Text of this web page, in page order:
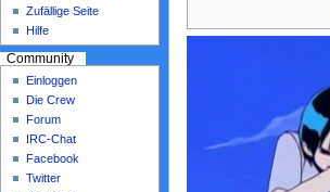
Zufällige Seite
Hilfe
Community
Einloggen
Die Crew
Forum
IRC-Chat
Facebook
Twitter